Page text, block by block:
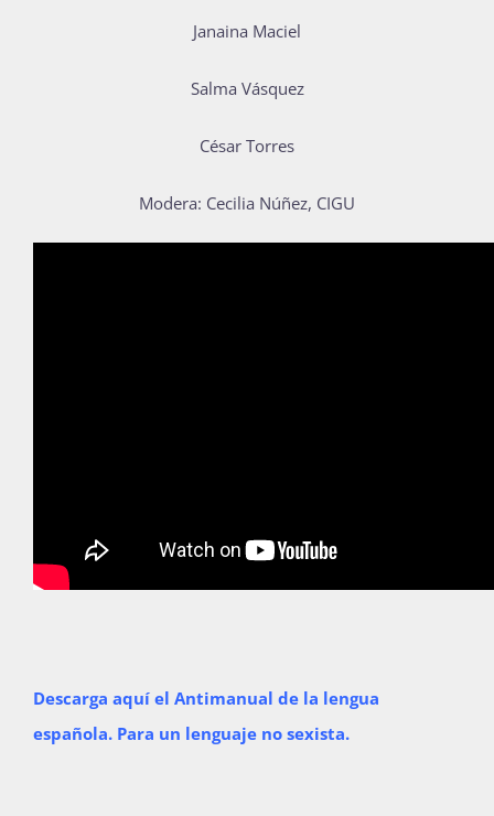
Janaina Maciel
Salma Vásquez
César Torres
Modera: Cecilia Núñez, CIGU
Descarga aquí el Antimanual de la lengua
española. Para un lenguaje no sexista.